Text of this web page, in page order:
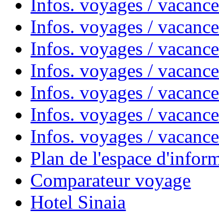
Infos. voyages /
Infos. voyages /
Infos. voyages /
Infos. voyages /
Infos. voyages /
Infos. voyages /
Infos. voyages /
Plan de l'espace
Comparateur voyage
Hotel Sinaia